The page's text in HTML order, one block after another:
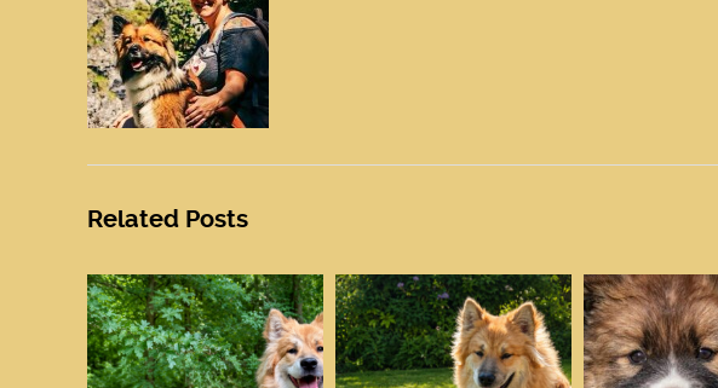
Related Posts